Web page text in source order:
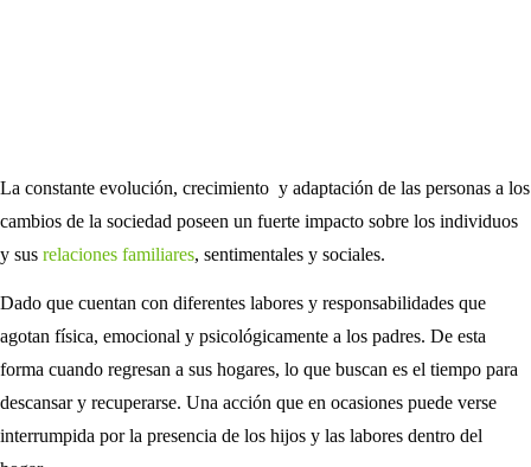
La constante evolución, crecimiento y adaptación de las personas a los
cambios de la sociedad poseen un fuerte impacto sobre los individuos
y sus relaciones familiares, sentimentales y sociales.
Dado que cuentan con diferentes labores y responsabilidades que
agotan física, emocional y psicológicamente a los padres. De esta
forma cuando regresan a sus hogares, lo que buscan es el tiempo para
descansar y recuperarse. Una acción que en ocasiones puede verse
interrumpida por la presencia de los hijos y las labores dentro del